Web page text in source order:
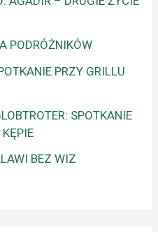
PODRÓŻNIKÓW
PRZY GRILLU
SPOTKANIE
BEZ WIZ